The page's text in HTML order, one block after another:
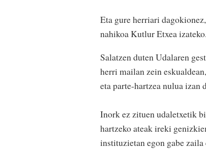
Eta gure herriari
nahikoa Kutlur Etxea izateko.
Salatzen duten Udalaren
herri mailan zein
eta parte-hartzea nulua izan
Inork ez zituen udaletxetik
hartzeko ateak ireki
instituzietan egon gabe zaila